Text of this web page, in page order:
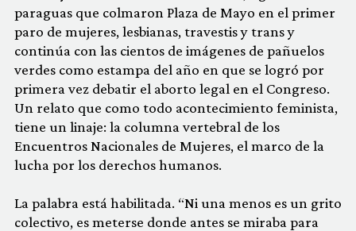
paraguas que colmaron Plaza de Mayo en el primer
paro de mujeres, lesbianas, travestis y trans y
continúa con las cientos de imágenes de pañuelos
verdes como estampa del año en que se logró por
primera vez debatir el aborto legal en el Congreso.
Un relato que como todo acontecimiento feminista,
tiene un linaje: la columna vertebral de los
Encuentros Nacionales de Mujeres, el marco de la
lucha por los derechos humanos.
La palabra está habilitada. “Ni una menos es un grito
colectivo, es meterse donde antes se miraba para